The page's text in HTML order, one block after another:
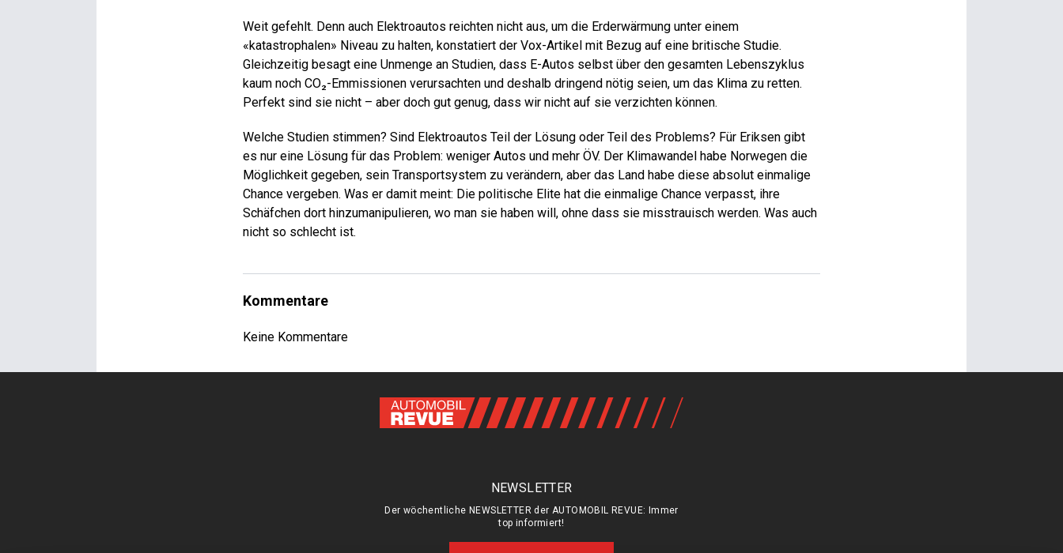
Weit gefehlt. Denn auch Elektroautos reichten nicht aus, um die Erderwärmung unter einem
«katastrophalen» Niveau zu halten, konstatiert der Vox-Artikel mit Bezug auf eine britische Studie.
Gleichzeitig besagt eine Unmenge an Studien, dass E-Autos selbst über den gesamten Lebenszyklus
kaum noch CO₂-Emmissionen verursachten und deshalb dringend nötig seien, um das Klima zu retten.
Perfekt sind sie nicht – aber doch gut genug, dass wir nicht auf sie verzichten können.
Welche Studien stimmen? Sind Elektroautos Teil der Lösung oder Teil des Problems? Für Eriksen gibt
es nur eine Lösung für das Problem: weniger Autos und mehr ÖV. Der Klimawandel habe Norwegen die
Möglichkeit gegeben, sein Transportsystem zu verändern, aber das Land habe diese absolut einmalige
Chance vergeben. Was er damit meint: Die politische Elite hat die einmalige Chance verpasst, ihre
Schäfchen dort hinzumanipulieren, wo man sie haben will, ohne dass sie misstrauisch werden. Was auch
nicht so schlecht ist.
Kommentare
Keine Kommentare
NEWSLETTER
Der wöchentliche NEWSLETTER der AUTOMOBIL REVUE: Immer
top informiert!